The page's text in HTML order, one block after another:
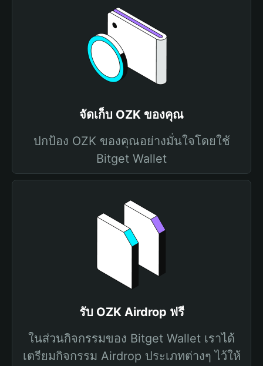
จัดเก็บ OZK ของคุณ
ปกป้อง OZK ของคุณอย่างมั่นใจโดยใช้
Bitget Wallet
รับ OZK Airdrop ฟรี
ในส่วนกิจกรรมของ Bitget Wallet เราได้
เตรียมกิจกรรม Airdrop ประเภทต่างๆ ไว้ให้